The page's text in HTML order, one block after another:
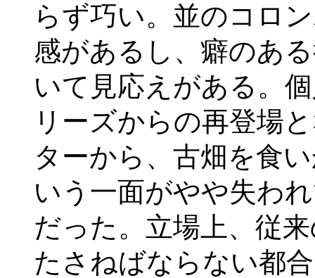
らず巧い。並のコロ
感があるし、癖のあ
いて見応えがある。
リーズからの再登場
ターから、古畑を食
いう一面がやや失わ
だった。立場上、従
たさねばならない都